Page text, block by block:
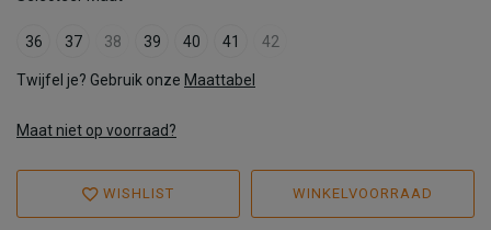
36 37 38 39 40 41 42
Twijfel je? Gebruik onze Maattabel
Maat niet op voorraad?
WISHLIST WINKELVOORRAAD